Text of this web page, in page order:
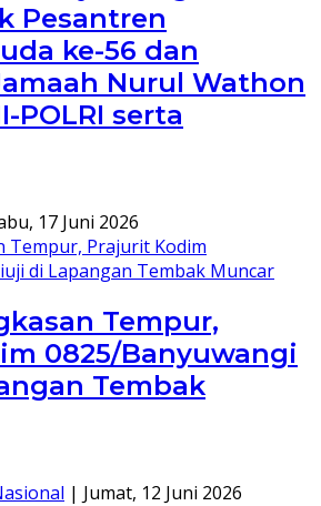
Pesantren
ke-56 dan
Nurul Wathon
POLRI serta
17 Juni 2026
Tempur,
0825/Banyuwangi
Tembak
| Jumat, 12 Juni 2026